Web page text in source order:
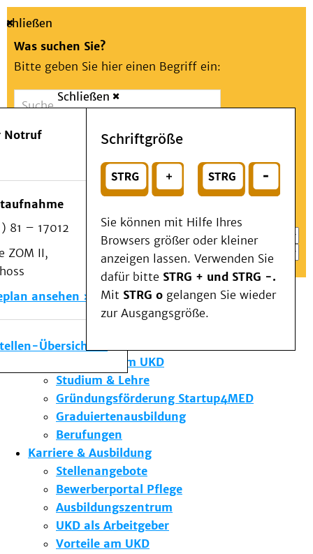
Suche
Schließen
Was suchen Sie?
Bitte geben Sie hier einen Begriff ein:
Suchen
oder
Wählen Sie ein Thema für Ihren Schnelleinstieg
Notfall
Schließen
Notruf
81 – 17012
ZOM II,
ansehen
Übersicht
Schriftgröße
Sie können mit Hilfe Ihres
Browsers größer oder kleiner
anzeigen lassen. Verwenden Sie
dafür bitte STRG + und STRG -.
Mit STRG o gelangen Sie wieder
zur Ausgangsgröße.
Menü
Patienten & Besucher
Kliniken/Institute/Zentren
Als Patient am UKD
Beratung und Unterstützung
Veranstaltungen
Kommunikation im Medizinwesen (KIM)
Notfall
Forschung & Lehre
Die Institute des UKD
Forschung am UKD
Studium & Lehre
Gründungsförderung Startup4MED
Graduiertenausbildung
Berufungen
Karriere & Ausbildung
Stellenangebote
Bewerberportal Pflege
Ausbildungszentrum
UKD als Arbeitgeber
Vorteile am UKD